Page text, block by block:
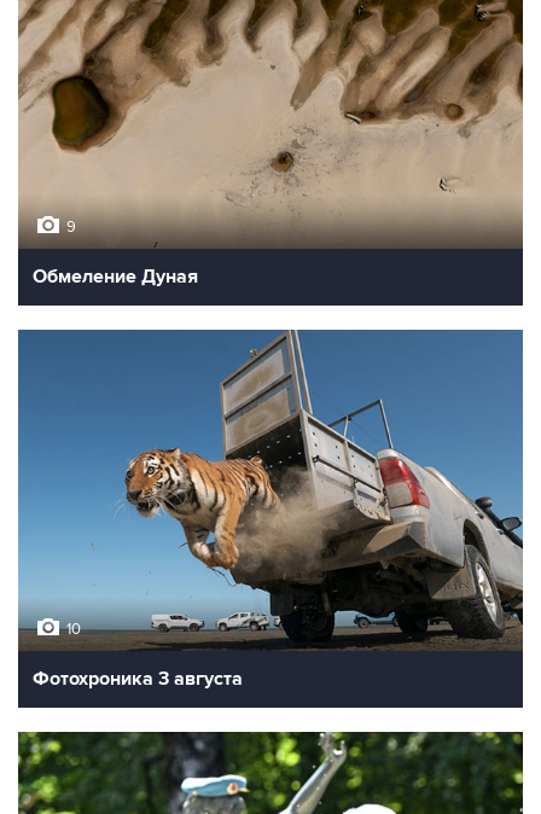
9
Обмеление Дуная
10
Фотохроника 3 августа